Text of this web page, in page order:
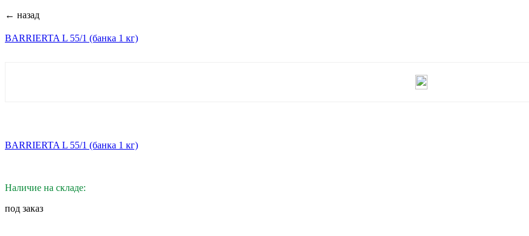
← назад
BARRIERTA L 55/1 (банка 1 кг)
BARRIERTA L 55/1 (банка 1 кг)
Наличие на складе:
под заказ